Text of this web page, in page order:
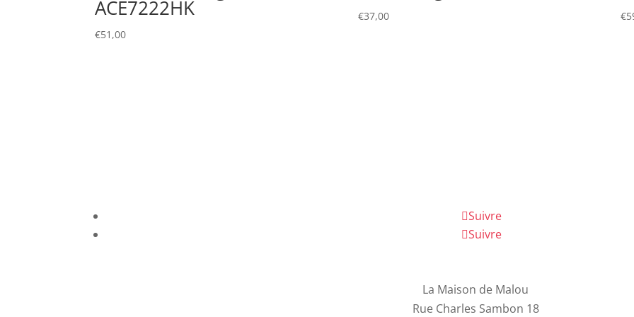
ACE7222HK
€51,00
€37,00 €
Suivre
Suivre
La Maison de Malou
Rue Charles Sambon 18